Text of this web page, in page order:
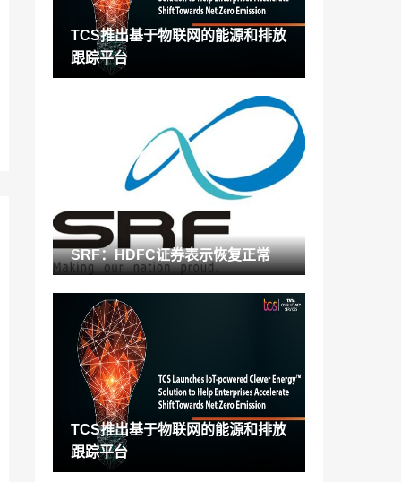
2022-04-02
Mangalam Organics Q3FY21 PAT放大至
Rs。29.78铬
TCS推出基于物联网的能源和排放跟踪平
DoNER与NEDFi联手为Rs。100 cr启动资
2022-04-02
Nouryon宣布与美国公司合作伙伴合作
麦克德莫特获得液态氢存储研究
2022-04-02
精细有机食品获得批准以继续运营
2022-04-02
VA Tech WABAG增加用于废水处理的铝
2022-04-02
TCS推出基于物联网的能源和排放
跟踪平台
SRF：HDFC证券表示恢复正常
TCS推出基于物联网的能源和排放
跟踪平台